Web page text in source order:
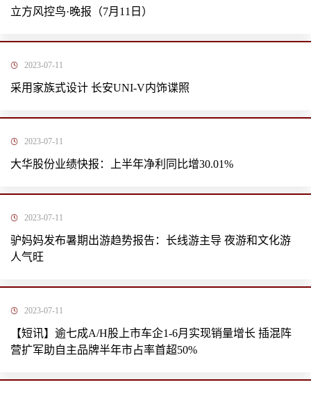
立方风控鸟·晚报（7月11日）
2023-07-11
采用家族式设计 长安UNI-V内饰谍照
2023-07-11
大华股份业绩快报：上半年净利同比增30.01%
2023-07-11
驴妈妈发布暑期出游趋势报告：长线游主导 夜游和文化游
人气旺
2023-07-11
【短讯】逾七成A/H股上市车企1-6月实现销量增长 插混阵
营扩军助自主品牌半年市占率首超50%